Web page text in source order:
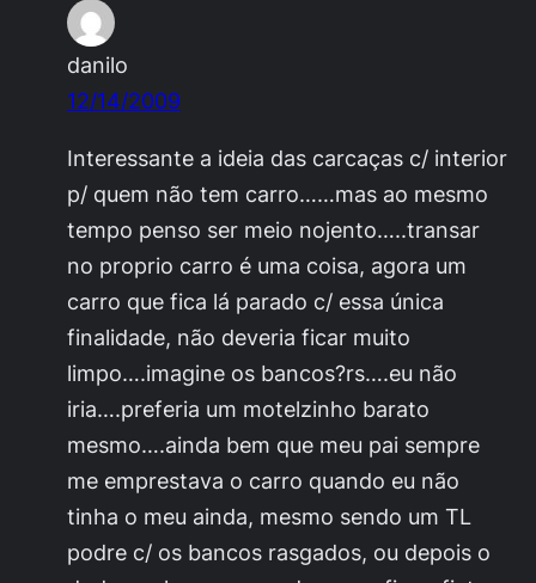
danilo
12/14/2009
Interessante a ideia das carcaças c/ interior
p/ quem não tem carro……mas ao mesmo
tempo penso ser meio nojento…..transar
no proprio carro é uma coisa, agora um
carro que fica lá parado c/ essa única
finalidade, não deveria ficar muito
limpo….imagine os bancos?rs….eu não
iria….preferia um motelzinho barato
mesmo….ainda bem que meu pai sempre
me emprestava o carro quando eu não
tinha o meu ainda, mesmo sendo um TL
podre c/ os bancos rasgados, ou depois o